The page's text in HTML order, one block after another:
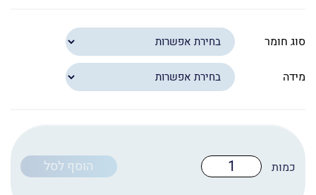
סוג חומר
מידה
כמות
של הוסף לסל